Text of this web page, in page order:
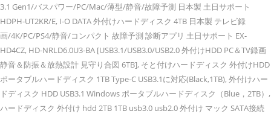
3.1 Gen1/バスパワー/PC/Mac/薄型/静音/故障予測 日本製 土日サポート
HDPH-UT2KR/E, I-O DATA 外付けハードディスク 4TB 日本製 テレビ録
画/4K/PC/PS4/静音/コンパクト 故障予測 診断アプリ 土日サポート EX-
HD4CZ, HD-NRLD6.0U3-BA [USB3.1/USB3.0/USB2.0 外付けHDD PC＆TV録画
静音＆防振＆放熱設計 見守り合図 6TB], そと付けハードディスク 外付けHDD
ポータブルハードディスク 1TB Type-C USB3.1に対応(Black,1TB), 外付けハー
ドディスク HDD USB3.1 Windows ポータブルハードディスク（Blue，2TB）,
ハードディスク 外付け hdd 2TB 1TB usb3.0 usb2.0 外付け マック SATA接続